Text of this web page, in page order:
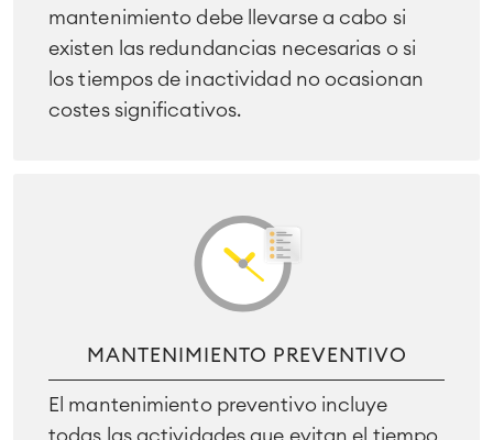
mantenimiento debe llevarse a cabo si
existen las redundancias necesarias o si
los tiempos de inactividad no ocasionan
costes significativos.
MANTENIMIENTO PREVENTIVO
El mantenimiento preventivo incluye
todas las actividades que evitan el tiempo